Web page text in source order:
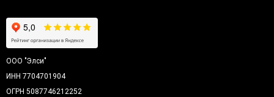
ООО "Элси"
ИНН 7704701904
ОГРН 5087746212252